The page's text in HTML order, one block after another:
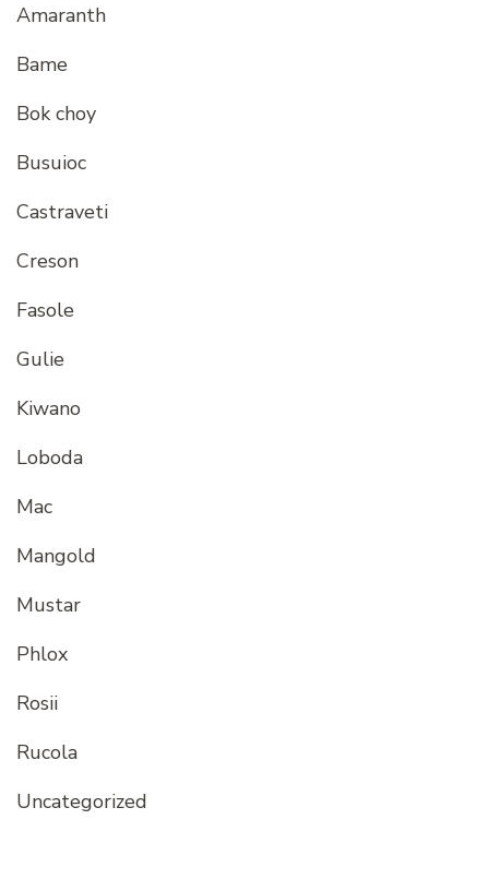
Amaranth
Bame
Bok choy
Busuioc
Castraveti
Creson
Fasole
Gulie
Kiwano
Loboda
Mac
Mangold
Mustar
Phlox
Rosii
Rucola
Uncategorized